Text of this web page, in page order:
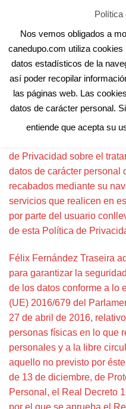
content
Aula Online
Félix Fernández Traseira
de Privacidad sobre el
datos de carácter personal
recabados mediante su
servicios que realicen en
por parte del usuario
de esta Política de
Félix Fernández Traseira
para garantizar la
de los datos conforme a lo
(UE) 2016/679 del
27 de abril de 2016,
personas físicas en lo que
personales y a la libre
aquello no previsto por
de 13 de diciembre, de
Personal, el Real Decreto
por el que se aprueba el
Política
Nos vemos obligados a
canedupo.com utiliza
datos estadísticos de la
así poder recopilar
las páginas web. Las
datos de carácter personal.
entiende que acepta su